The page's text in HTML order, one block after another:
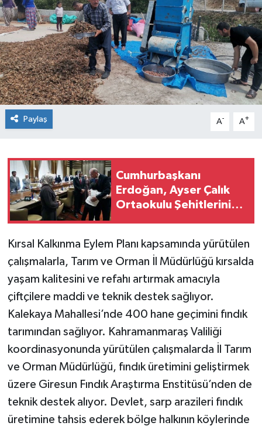
Paylaş A- A+
Cumhurbaşkanı
Erdoğan, Ayser Çalık
Ortaokulu Şehitlerinin
Kırsal Kalkınma Eylem Planı kapsamında yürütülen
çalışmalarla, Tarım ve Orman İl Müdürlüğü kırsalda
yaşam kalitesini ve refahı artırmak amacıyla
çiftçilere maddi ve teknik destek sağlıyor.
Kalekaya Mahallesi’nde 400 hane geçimini fındık
tarımından sağlıyor. Kahramanmaraş Valiliği
koordinasyonunda yürütülen çalışmalarda İl Tarım
ve Orman Müdürlüğü, fındık üretimini geliştirmek
üzere Giresun Fındık Araştırma Enstitüsü’nden de
teknik destek alıyor. Devlet, sarp arazileri fındık
üretimine tahsis ederek bölge halkının köylerinde